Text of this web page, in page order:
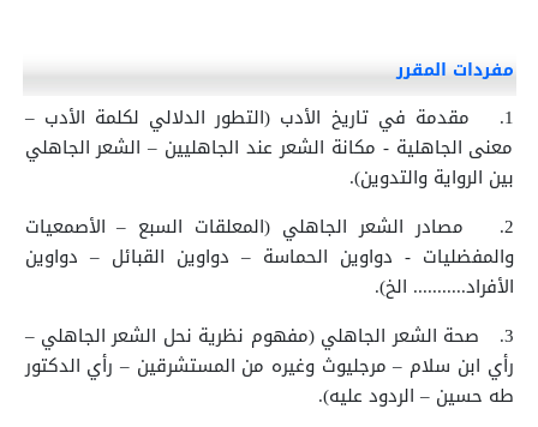
مفردات المقرر
1.
مقدمة في تاريخ الأدب (التطور الدلالي لكلمة الأدب –
معنى الجاهلية - مكانة الشعر عند الجاهليين – الشعر الجاهلي
بين الرواية والتدوين).
2.
مصادر الشعر الجاهلي (المعلقات السبع – الأصمعيات
والمفضليات - دواوين الحماسة – دواوين القبائل – دواوين
الأفراد........... الخ).
3.
صحة الشعر الجاهلي (مفهوم نظرية نحل الشعر الجاهلي –
رأي ابن سلام – مرجليوث وغيره من المستشرقين – رأي الدكتور
طه حسين – الردود عليه).